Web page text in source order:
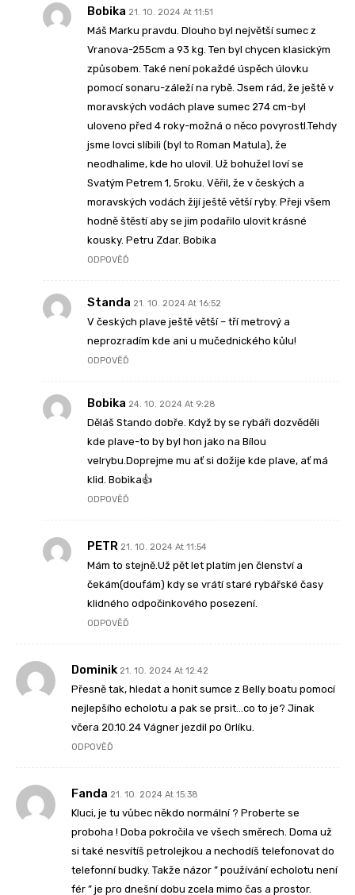
Bobika 21. 10. 2024 At 11:51
Máš Marku pravdu. Dlouho byl největší sumec z
Vranova-255cm a 93 kg. Ten byl chycen klasickým
způsobem. Také není pokaždé úspěch úlovku
pomocí sonaru-záleží na rybě. Jsem rád, že ještě v
moravských vodách plave sumec 274 cm-byl
uloveno před 4 roky-možná o něco povyrostl.Tehdy
jsme lovci slíbili (byl to Roman Matula), že
neodhalime, kde ho ulovil. Už bohužel loví se
Svatým Petrem 1, 5roku. Věřil, že v českých a
moravských vodách žijí ještě větší ryby. Přeji všem
hodně štěstí aby se jim podařilo ulovit krásné
kousky. Petru Zdar. Bobika
ODPOVĚĎ
Standa 21. 10. 2024 At 16:52
V českých plave ještě větší – tří metrový a
neprozradím kde ani u mučednického kůlu!
ODPOVĚĎ
Bobika 24. 10. 2024 At 9:28
Děláš Stando dobře. Když by se rybáři dozvěděli
kde plave-to by byl hon jako na Bílou
velrybu.Doprejme mu ať si dožije kde plave, ať má
klid. Bobika👍
ODPOVĚĎ
PETR 21. 10. 2024 At 11:54
Mám to stejně.Už pět let platím jen členství a
čekám(doufám) kdy se vrátí staré rybářské časy
klidného odpočinkového posezení.
ODPOVĚĎ
Dominik 21. 10. 2024 At 12:42
Přesně tak, hledat a honit sumce z Belly boatu pomocí
nejlepšího echolotu a pak se prsit…co to je? Jinak
včera 20.10.24 Vágner jezdil po Orlíku.
ODPOVĚĎ
Fanda 21. 10. 2024 At 15:38
Kluci, je tu vůbec někdo normální ? Proberte se
proboha ! Doba pokročila ve všech směrech. Doma už
si také nesvítíš petrolejkou a nechodíš telefonovat do
telefonní budky. Takže názor ” používání echolotu není
fér ” je pro dnešní dobu zcela mimo čas a prostor.